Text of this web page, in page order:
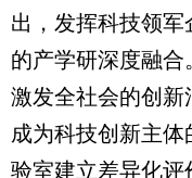
出，发挥科技领
的产学研深度融
激发全社会的创
成为科技创新主
验室建立差异化